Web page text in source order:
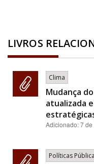
LIVROS
Clima
Mudança
atualizada
Adicionado:7 de
Políticas